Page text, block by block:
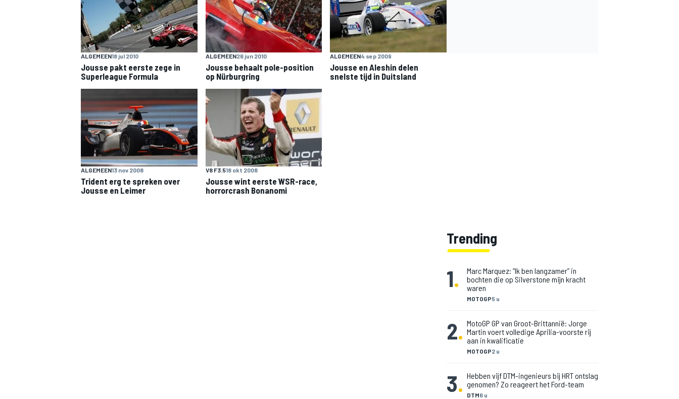
MOTOGP
INDYCAR
ALGEMEEN18 jul 2010
Jousse pakt eerste zege in
Superleague Formula
ALGEMEEN26 jun 2010
Jousse behaalt pole-position
op Nürburgring
ALGEMEEN4 sep 2009
Jousse en Aleshin delen
snelste tijd in Duitsland
ALGEMEEN13 nov 2008
Trident erg te spreken over
Jousse en Leimer
V8 F3.518 okt 2008
Jousse wint eerste WSR-race,
horrorcrash Bonanomi
Trending
1.
MOTOGP5 u
Marc Marquez: “Ik ben langzamer” in
bochten die op Silverstone mijn kracht
waren
2.
MOTOGP2 u
MotoGP GP van Groot-Brittannië: Jorge
Martin voert volledige Aprilia-voorste rij
aan in kwalificatie
3. DTM6 u
Hebben vijf DTM-ingenieurs bij HRT ontslag
genomen? Zo reageert het Ford-team